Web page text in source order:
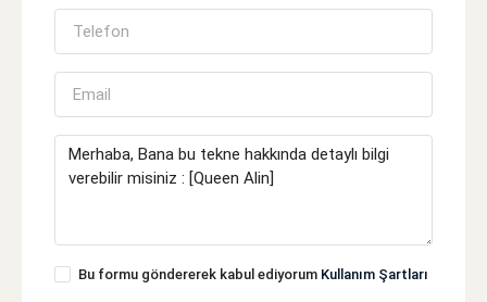
Bu formu göndererek kabul ediyorum Kullanım Şartları